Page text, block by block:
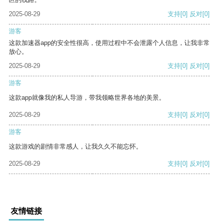
2025-08-29
支持[0] 反对[0]
游客
这款加速器app的安全性很高，使用过程中不会泄露个人信息，让我非常
放心。
2025-08-29
支持[0] 反对[0]
游客
这款app就像我的私人导游，带我领略世界各地的美景。
2025-08-29 支持[0] 反对[0]
游客
这款游戏的剧情非常感人，让我久久不能忘怀。
2025-08-29 支持[0] 反对[0]
友情链接